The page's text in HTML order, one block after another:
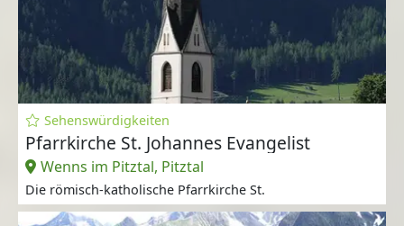
Sehenswürdigkeiten
Pfarrkirche St. Johannes Evangelist
Wenns im Pitztal, Pitztal
Die römisch-katholische Pfarrkirche St.